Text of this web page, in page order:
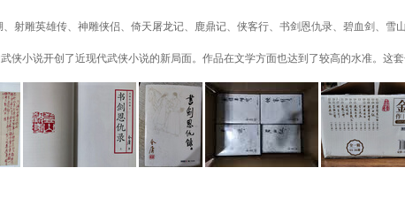
射雕英雄传、神雕侠侣、倚天屠龙记、鹿鼎记、侠客行、书剑恩仇录、碧血剑、雪
侠小说开创了近现代武侠小说的新局面。作品在文学方面也达到了较高的水准。